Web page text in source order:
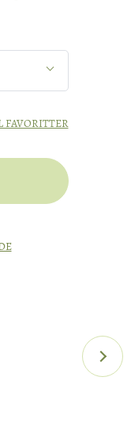
FAVORITTER